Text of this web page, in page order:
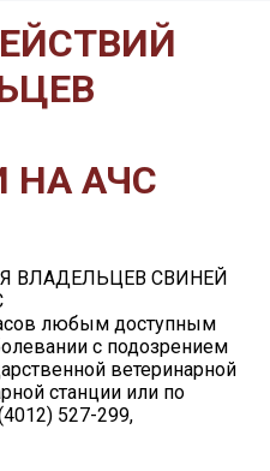
НА АЧС
ВЛАДЕЛЬЦЕВ СВИНЕЙ
любым доступным
с подозрением
ветеринарной
станции или по
527-299,